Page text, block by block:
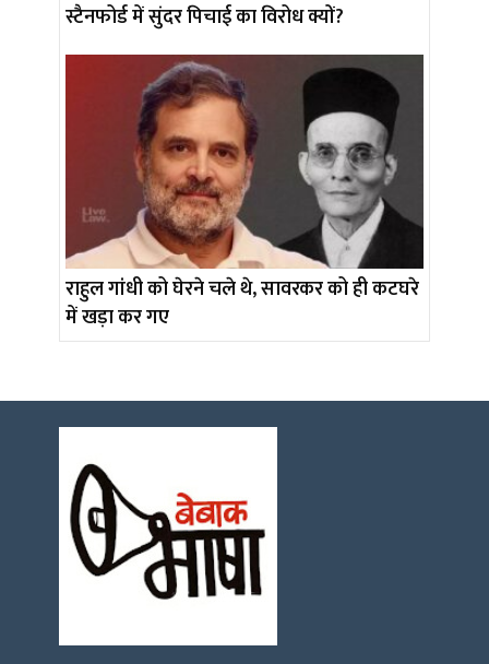
स्टैनफोर्ड में सुंदर पिचाई का विरोध क्यों?
राहुल गांधी को घेरने चले थे, सावरकर को ही कटघरे
में खड़ा कर गए